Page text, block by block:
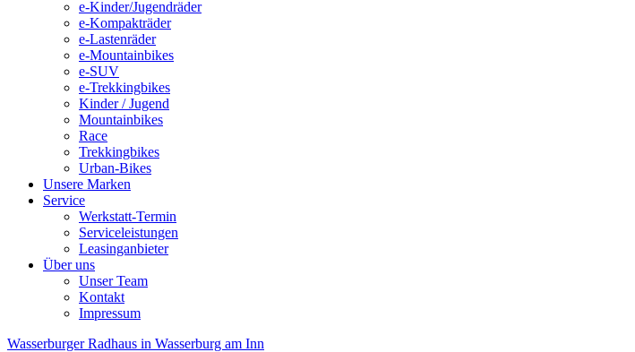
e-Kinder/Jugendräder
e-Kompakträder
e-Lastenräder
e-Mountainbikes
e-SUV
e-Trekkingbikes
Kinder / Jugend
Mountainbikes
Race
Trekkingbikes
Urban-Bikes
Unsere Marken
Service
Werkstatt-Termin
Serviceleistungen
Leasinganbieter
Über uns
Unser Team
Kontakt
Impressum
Wasserburger Radhaus in Wasserburg am Inn